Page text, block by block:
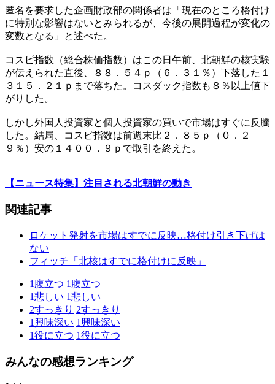
匿名を要求した企画財政部の関係者は「現在のところ格付け
に特別な影響はないとみられるが、今後の展開過程が変化の
変数となる」と述べた。
コスピ指数（総合株価指数）はこの日午前、北朝鮮の核実験
が伝えられた直後、８８．５４ｐ（６．３１％）下落した１
３１５．２１ｐまで落ちた。コスダック指数も８％以上値下
がりした。
しかし外国人投資家と個人投資家の買いで市場はすぐに反騰
した。結局、コスピ指数は前週末比２．８５ｐ（０．２
９％）安の１４００．９ｐで取引を終えた。
【ニュース特集】注目される北朝鮮の動き
関連記事
ロケット発射を市場はすでに反映…格付け引き下げは
ない
フィッチ「北核はすでに格付けに反映」
1 腹立つ 1 腹立つ
1悲しい 1悲しい
2すっきり 2すっきり
1興味深い 1興味深い
1役に立つ 1役に立つ
みんなの感想ランキング